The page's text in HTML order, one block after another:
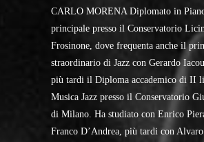
CARLO MORENA Diplomato in
principale presso il Conservatorio
Frosinone, dove frequenta anche il
straordinario di Jazz con Gerardo
più tardi il Diploma accademico di II
Musica Jazz presso il Conservatorio
di Milano. Ha studiato con Enrico
Franco D’Andrea, più tardi con Alvaro